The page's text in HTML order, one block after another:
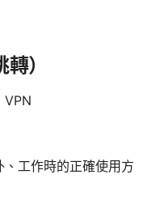
）
VPN
工作時的正確使用方